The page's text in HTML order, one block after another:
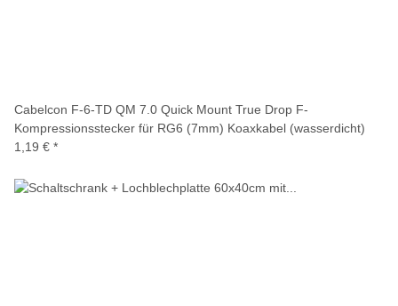
Cabelcon F-6-TD QM 7.0 Quick Mount True Drop F-
Kompressionsstecker für RG6 (7mm) Koaxkabel (wasserdicht)
1,19 € *